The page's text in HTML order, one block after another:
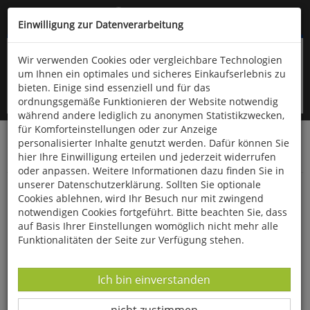
Kompletten Head der Seite überspringen
oder (06766) 9323-960
Startseite Bücher Downloads
Zeitschriften
Der Falke
Schriftenschau Rotmilan und Windkraft
Einwilligung zur Datenverarbeitung
Wir verwenden Cookies oder vergleichbare Technologien
um Ihnen ein optimales und sicheres Einkaufserlebnis zu
bieten. Einige sind essenziell und für das
ordnungsgemäße Funktionieren der Website notwendig
während andere lediglich zu anonymen Statistikzwecken,
für Komforteinstellungen oder zur Anzeige
personalisierter Inhalte genutzt werden. Dafür können Sie
hier Ihre Einwilligung erteilen und jederzeit widerrufen
oder anpassen. Weitere Informationen dazu finden Sie in
unserer Datenschutzerklärung. Sollten Sie optionale
Cookies ablehnen, wird Ihr Besuch nur mit zwingend
notwendigen Cookies fortgeführt. Bitte beachten Sie, dass
auf Basis Ihrer Einstellungen womöglich nicht mehr alle
Funktionalitäten der Seite zur Verfügung stehen.
Datenverarbeitung -
Ich bin einverstanden